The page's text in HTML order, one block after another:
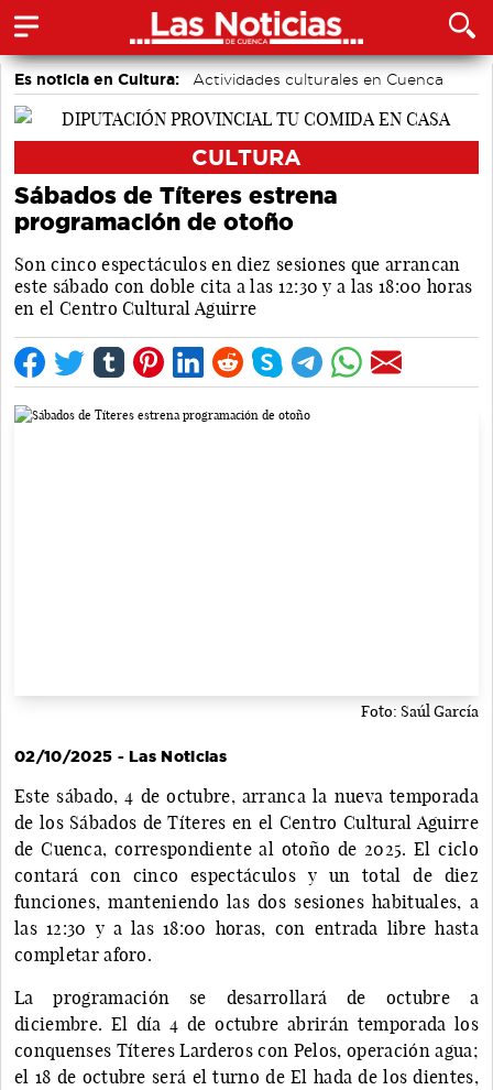
Es noticia en Cultura: Actividades culturales en Cuenca
CULTURA
Sábados de Títeres estrena
programación de otoño
Son cinco espectáculos en diez sesiones que arrancan
este sábado con doble cita a las 12:30 y a las 18:00 horas
en el Centro Cultural Aguirre
Foto: Saúl García
02/10/2025 - Las Noticias
Este sábado, 4 de octubre, arranca la nueva temporada
de los Sábados de Títeres en el Centro Cultural Aguirre
de Cuenca, correspondiente al otoño de 2025. El ciclo
contará con cinco espectáculos y un total de diez
funciones, manteniendo las dos sesiones habituales, a
las 12:30 y a las 18:00 horas, con entrada libre hasta
completar aforo.
La programación se desarrollará de octubre a
diciembre. El día 4 de octubre abrirán temporada los
conquenses Títeres Larderos con Pelos, operación agua;
el 18 de octubre será el turno de El hada de los dientes,